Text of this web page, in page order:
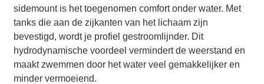
sidemount is het toegenomen comfort onder water. Met
tanks die aan de zijkanten van het lichaam zijn
bevestigd, wordt je profiel gestroomlijnder. Dit
hydrodynamische voordeel vermindert de weerstand en
maakt zwemmen door het water veel gemakkelijker en
minder vermoeiend.